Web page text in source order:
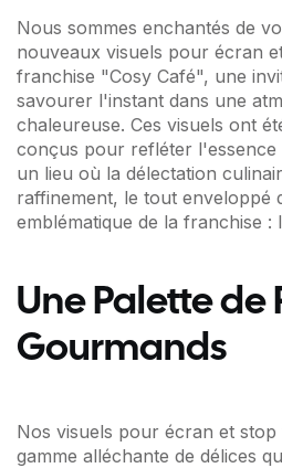
Nous sommes enchantés de
nouveaux visuels pour écran
franchise "Cosy Café", une
savourer l'instant dans une
chaleureuse. Ces visuels ont
conçus pour refléter l'essence
un lieu où la délectation
raffinement, le tout enveloppé
emblématique de la franchise :
Une Palette de
Gourmands
Nos visuels pour écran et
gamme alléchante de délices